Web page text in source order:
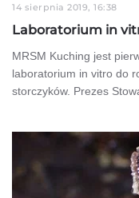
14 sierpnia 2019, 16:38
Laboratorium in
MRSM Kuching jest
laboratorium in vitro do
storczyków. Prezes